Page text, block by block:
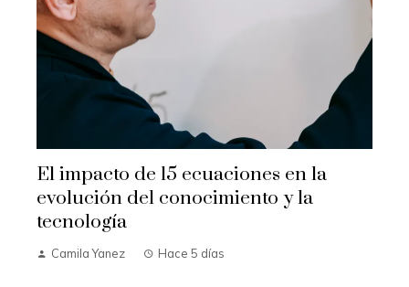
El impacto de 15 ecuaciones en la
evolución del conocimiento y la
tecnología
Camila Yanez Hace 5 días